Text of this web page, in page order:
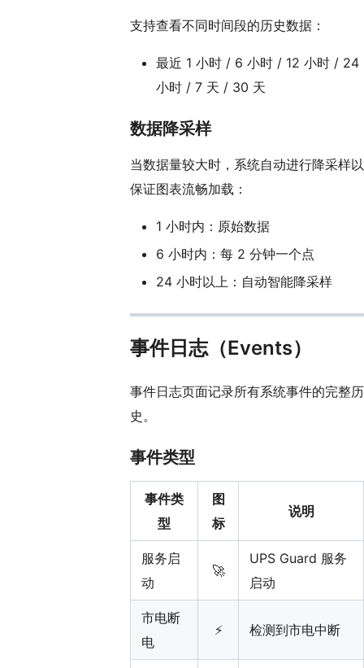
支持查看不同时间段的历史数据：
最近 1 小时 / 6 小时 / 12 小时 / 24
小时 / 7 天 / 30 天
数据降采样
当数据量较大时，系统自动进行降采样以
保证图表流畅加载：
1 小时内：原始数据
6 小时内：每 2 分钟一个点
24 小时以上：自动智能降采样
事件日志（Events）
事件日志页面记录所有系统事件的完整历
史。
事件类型
事件类
型
图
标
说明
服务启
动
🚀
UPS Guard 服务
启动
市电断
电
⚡ 检测到市电中断